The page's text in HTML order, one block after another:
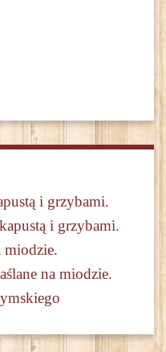
i grzybami.
i grzybami.
miodzie.
na miodzie.